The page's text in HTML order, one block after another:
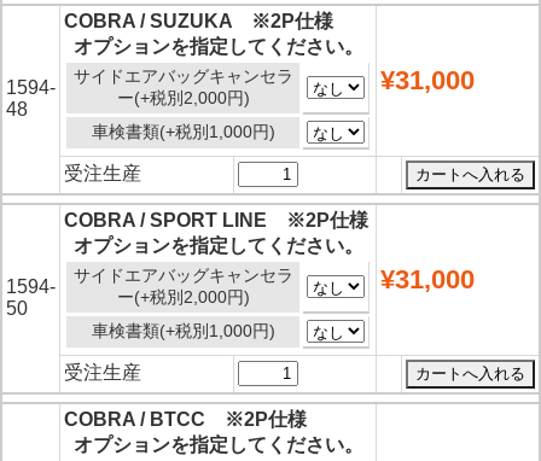
1594-
48
COBRA / SUZUKA ※2P仕様
オプションを指定してください。
サイドエアバッグキャンセラ
ー(+税別2,000円)
車検書類(+税別1,000円)
¥31,000
受注生産
1594-
50
COBRA / SPORT LINE ※2P仕様
オプションを指定してください。
サイドエアバッグキャンセラ
ー(+税別2,000円)
車検書類(+税別1,000円)
¥31,000
受注生産
COBRA / BTCC ※2P仕様
オプションを指定してください。